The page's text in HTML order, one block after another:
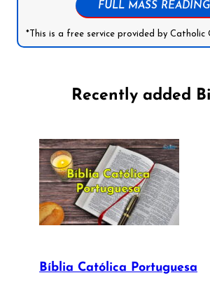
FULL MASS
*This is a free service provided by Catholic
Recently added
Bíblia Católica Portuguesa